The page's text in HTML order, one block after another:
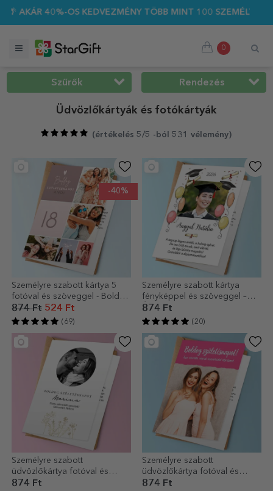
TÖBB MINT 100 SZEMÉLYRE SZABOTT AJÁNDÉKRA ☀️
0
Szűrők Rendezés
Üdvözlőkártyák és fotókártyák
(értékelés 5/5 -ból 531 vélemény)
-40%
Személyre szabott kártya 5
fotóval és szöveggel - Boldog
születésnapot!
874 Ft 524 Ft
(69)
Személyre szabott kártya
fényképpel és szöveggel –
Érettségi
874 Ft
(20)
Személyre szabott
üdvözlőkártya fotóval és
szöveggel - Elegance
874 Ft
Személyre szabott
üdvözlőkártya fotóval és
szöveggel
874 Ft